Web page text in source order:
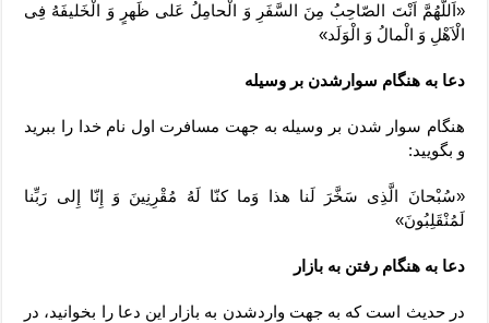
«اَللّهُمَّ اَنْتَ الصّاحِبُ مِنَ السَّفَرِ وَ الْحامِلُ عَلی ظَهرٍ وَ الْخَلیفَهُ فِی
الْاَهْلِ وَ الْمالُ وَ الْوَلَد»
دعا به هنگام سوارشدن بر وسیله
هنگام سوار شدن بر وسیله به جهت مسافرت اول نام خدا را ببرید
و بگویید:
«سُبْحانَ الَّذِی سَخَّرَ لَنا هذا وَما کنّا لَهُ مُقْرِنِینَ وَ إِنّا إِلی رَبِّنا
لَمُنْقَلِبُونَ»
دعا به هنگام رفتن به بازار
در حدیث است که به جهت واردشدن به بازار این دعا را بخوانید، در